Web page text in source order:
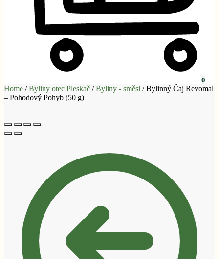
0
Home /Byliny otec Pleskač /Byliny - směsi /Bylinný Čaj Revomal
– Pohodový Pohyb (50 g)